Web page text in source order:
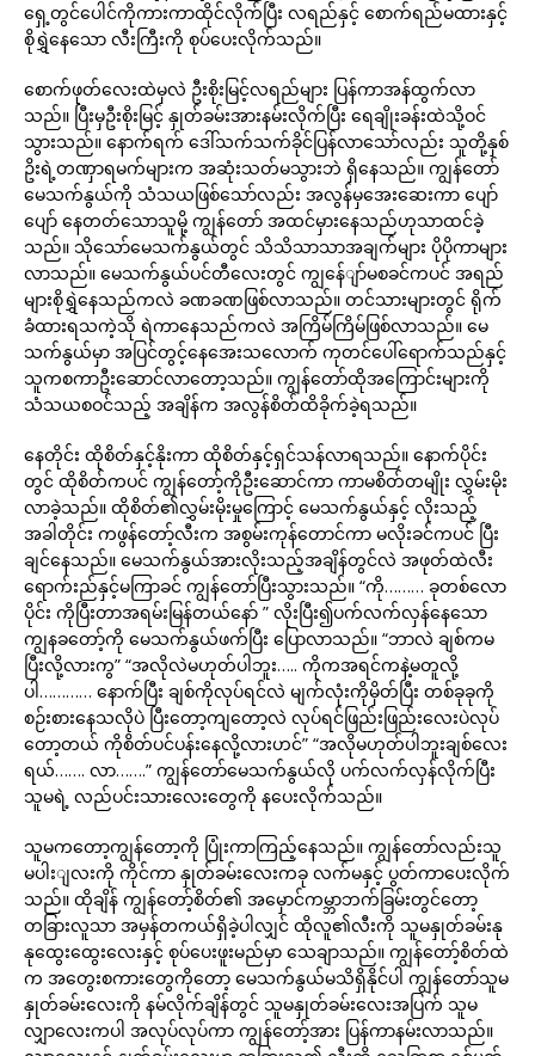
ရှေ့တွင်ပေါင်ကိုကားကာထိုင်လိုက်ပြီး လရည်နှင့် စောက်ရည်မထားနှင့်
စိုရွှဲနေသော လီးကြီးကို စုပ်ပေးလိုက်သည်။
စောက်ဖုတ်လေးထဲမှလဲ ဦးစိုးမြင့်လရည်များ ပြန်ကာအန်ထွက်လာ
သည်။ ပြီးမှဦးစိုးမြင့် နှုတ်ခမ်းအားနမ်းလိုက်ပြီး ရေချိုးခန်းထဲသို့ဝင်
သွားသည်။ နောက်ရက် ဒေါ်သက်သက်ခိုင်ပြန်လာသော်လည်း သူတို့နှစ်
ဥိးရဲ့တဏှာရမက်များက အဆုံးသတ်မသွားဘဲ ရှိနေသည်။ ကျွန်တော်
မေသက်နွယ်ကို သံသယဖြစ်သော်လည်း အလွန်မှအေးဆေးကာ ပျော်
ပျော် နေတတ်သောသူမို့ ကျွန်တော် အထင်မှားနေသည်ဟုသာထင်ခဲ့
သည်။ သိုသော်မေသက်နွယ်တွင် သိသိသာသာအချက်များ ပိုပိုကာများ
လာသည်။ မေသက်နွယ်ပင်တီလေးတွင် ကျွန်ေျာ်မစခင်ကပင် အရည်
များစိုရွှဲနေသည်ကလဲ ခဏခဏဖြစ်လာသည်။ တင်သားများတွင် ရိုက်
ခံထားရသကဲ့သို ရဲကာနေသည်ကလဲ အကြိမ်ကြိမ်ဖြစ်လာသည်။ မေ
သက်နွယ်မှာ အပြင်တွင့်နေအေးသလောက် ကုတင်ပေါ်ရောက်သည်နှင့်
သူကစကာဦးဆောင်လာတော့သည်။ ကျွန်တော်ထိုအကြောင်းများကို
သံသယစဝင်သည့် အချိန်က အလွန်စိတ်ထိခိုက်ခဲ့ရသည်။
နေတိုင်း ထိုစိတ်နှင့်နိုးကာ ထိုစိတ်နှင့်ရှင်သန်လာရသည်။ နောက်ပိုင်း
တွင် ထိုစိတ်ကပင် ကျွန်တော့်ကိုဦးဆောင်ကာ ကာမစိတ်တမျိုး လွှမ်းမိုး
လာခဲ့သည်။ ထိုစိတ်၏လွှမ်းမိုးမှုကြောင့် မေသက်နွယ်နှင့် လိုးသည့်
အခါတိုင်း ကဖွန်တော့်လီးက အစွမ်းကုန်တောင်ကာ မလိုးခင်ကပင် ပြီး
ချင်နေသည်။ မေသက်နွယ်အားလိုးသည့်အချိန်တွင်လဲ အဖုတ်ထဲလီး
ရောက်းည်နှင့်မကြာခင် ကျွန်တော်ပြီးသွားသည်။ “ကို……… ခုတစ်လော
ပိုင်း ကိုပြီးတာအရမ်းမြန်တယ်နော် ” လိုးပြီး၍ပက်လက်လှန်နေသော
ကျွနခတော့်ကို မေသက်နွယ်ဖက်ပြီး ပြောလာသည်။ “ဘာလဲ ချစ်ကမ
ပြီးလို့လားကွ” “အလိုလဲမဟုတ်ပါဘူး….. ကိုကအရင်ကနဲ့မတူလို့
ပါ………… နောက်ပြီး ချစ်ကိုလုပ်ရင်လဲ မျက်လုံးကိုမှိတ်ပြီး တစ်ခုခုကို
စဉ်းစားနေသလိုပဲ ပြီးတော့ကျတော့လဲ လုပ်ရင်ဖြည်းဖြည်းလေးပဲလုပ်
တော့တယ် ကိုစိတ်ပင်ပန်းနေလို့လားဟင်” “အလိုမဟုတ်ပါဘူးချစ်လေး
ရယ်……. လာ…….” ကျွန်တော်မေသက်နွယ်လို ပက်လက်လှန်လိုက်ပြီး
သူမရဲ့ လည်ပင်းသားလေးတွေကို နပေးလိုက်သည်။
သူမကတော့ကျွန်တော့ကို ပြုံးကာကြည့်နေသည်။ ကျွန်တော်လည်းသူ
မပါးျလးကို ကိုင်ကာ နှုတ်ခမ်းလေးကခု လက်မနှင့် ပွတ်ကာပေးလိုက်
သည်။ ထိုချိန် ကျွန်တော့်စိတ်၏ အမှောင်ကမ္ဘာဘက်ခြမ်းတွင်တော့
တခြားလူသာ အမှန်တကယ်ရှိခဲ့ပါလျှင် ထိုလူ၏လီးကို သူမနှုတ်ခမ်းနု
နုထွေးထွေးလေးနှင့် စုပ်ပေးဖူးမည်မှာ သေချာသည်။ ကျွန်တော့်စိတ်ထဲ
က အတွေးစကားတွေကိုတော့ မေသက်နွယ်မသိရှိနိုင်ပါ ကျွန်တော်သူမ
နှုတ်ခမ်းလေးကို နမ်လိုက်ချိန်တွင် သူမနှုတ်ခမ်းလေးအပြက် သူမ
လျှာလေးကပါ အလုပ်လုပ်ကာ ကျွန်တော့်အား ပြန်ကာနမ်းလာသည်။